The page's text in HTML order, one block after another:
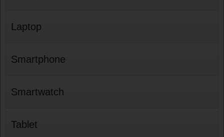
Laptop
Smartphone
Smartwatch
Tablet